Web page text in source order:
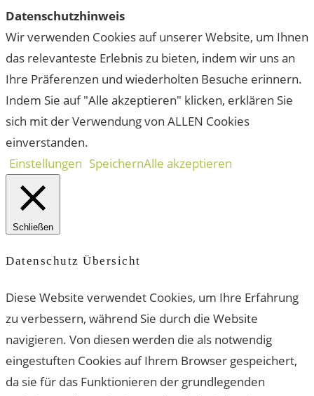
Datenschutzhinweis
Wir verwenden Cookies auf unserer Website, um Ihnen
das relevanteste Erlebnis zu bieten, indem wir uns an
Ihre Präferenzen und wiederholten Besuche erinnern.
Indem Sie auf "Alle akzeptieren" klicken, erklären Sie
sich mit der Verwendung von ALLEN Cookies
einverstanden.
Einstellungen SpeichernAlle akzeptieren
Schließen
Datenschutz Übersicht
Diese Website verwendet Cookies, um Ihre Erfahrung
zu verbessern, während Sie durch die Website
navigieren. Von diesen werden die als notwendig
eingestuften Cookies auf Ihrem Browser gespeichert,
da sie für das Funktionieren der grundlegenden